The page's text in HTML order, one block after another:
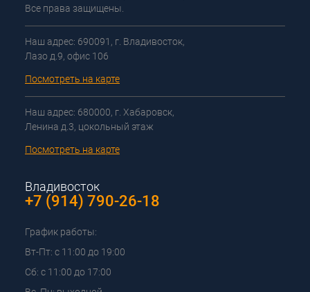
Все права защищены.
Наш адрес: 690091, г. Владивосток,
Лазо д.9, офис 106
Посмотреть на карте
Наш адрес: 680000, г. Хабаровск,
Ленина д.3, цокольный этаж
Посмотреть на карте
Владивосток
+7 (914) 790-26-18
График работы:
Вт-Пт: с 11:00 до 19:00
Сб: с 11:00 до 17:00